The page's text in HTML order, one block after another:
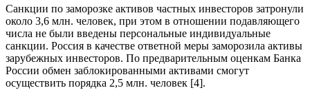
Санкции по заморозке активов частных инвесторов затронули
около 3,6 млн. человек, при этом в отношении подавляющего
числа не были введены персональные индивидуальные
санкции. Россия в качестве ответной меры заморозила активы
зарубежных инвесторов. По предварительным оценкам Банка
России обмен заблокированными активами смогут
осуществить порядка 2,5 млн. человек [4].